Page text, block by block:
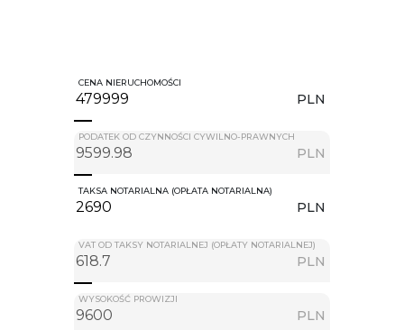
CENA NIERUCHOMOŚCI
PLN
PODATEK OD CZYNNOŚCI CYWILNO-PRAWNYCH
PLN
TAKSA NOTARIALNA (OPŁATA NOTARIALNA)
PLN
VAT OD TAKSY NOTARIALNEJ (OPŁATY NOTARIALNEJ)
PLN
WYSOKOŚĆ PROWIZJI
PLN